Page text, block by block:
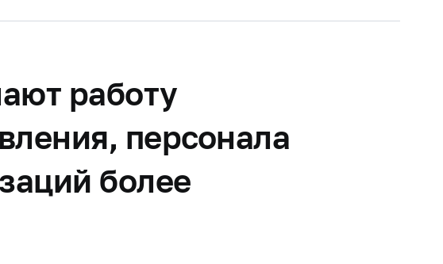
работу
персонала
более